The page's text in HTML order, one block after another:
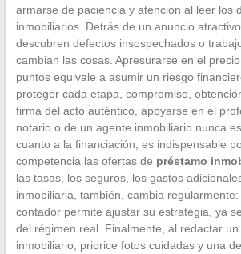
armarse de paciencia y atención al leer los
inmobiliarios. Detrás de un anuncio
descubren defectos insospechados o
cambian las cosas. Apresurarse en el
puntos equivale a asumir un riesgo
proteger cada etapa, compromiso,
firma del acto auténtico, apoyarse en el
notario o de un agente inmobiliario nunca
cuanto a la financiación, es indispensable
competencia las ofertas de préstamo
las tasas, los seguros, los gastos
inmobiliaria, también, cambia
contador permite ajustar su estrategia, ya
del régimen real. Finalmente, al redactar un
inmobiliario, priorice fotos cuidadas y una